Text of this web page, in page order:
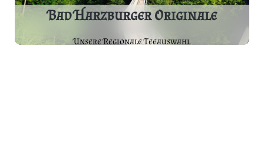
Bad Harzburger Originale
Unsere Regionale Teeauswahl